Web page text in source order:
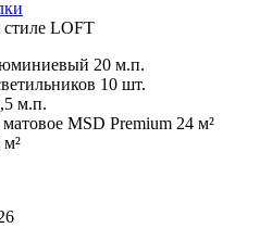
LOFT
20 м.п.
10 шт.
м.п.
MSD Premium 24 м²
м²